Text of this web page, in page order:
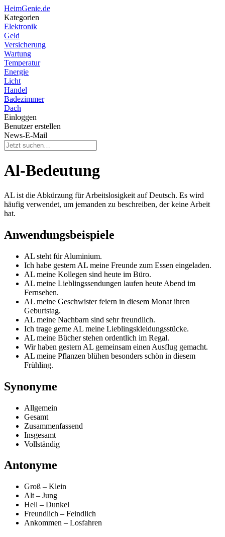
HeimGenie.de
Kategorien
Elektronik
Geld
Versicherung
Wartung
Temperatur
Energie
Licht
Handel
Badezimmer
Dach
Einloggen
Benutzer erstellen
News-E-Mail
Al-Bedeutung
AL ist die Abkürzung für Arbeitslosigkeit auf Deutsch. Es wird
häufig verwendet, um jemanden zu beschreiben, der keine Arbeit
hat.
Anwendungsbeispiele
AL steht für Aluminium.
Ich habe gestern AL meine Freunde zum Essen eingeladen.
AL meine Kollegen sind heute im Büro.
AL meine Lieblingssendungen laufen heute Abend im
Fernsehen.
AL meine Geschwister feiern in diesem Monat ihren
Geburtstag.
AL meine Nachbarn sind sehr freundlich.
Ich trage gerne AL meine Lieblingskleidungsstücke.
AL meine Bücher stehen ordentlich im Regal.
Wir haben gestern AL gemeinsam einen Ausflug gemacht.
AL meine Pflanzen blühen besonders schön in diesem
Frühling.
Synonyme
Allgemein
Gesamt
Zusammenfassend
Insgesamt
Vollständig
Antonyme
Groß – Klein
Alt – Jung
Hell – Dunkel
Freundlich – Feindlich
Ankommen – Losfahren